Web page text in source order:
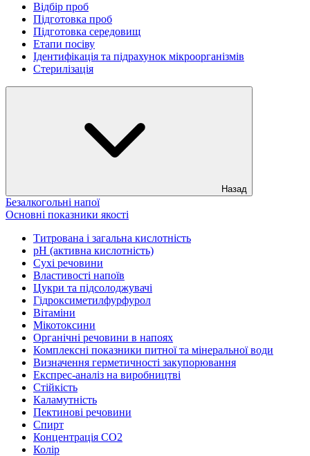
Відбір проб
Підготовка проб
Підготовка середовищ
Етапи посіву
Ідентифікація та підрахунок мікроорганізмів
Стерилізація
Назад
Безалкогольні напої
Основні показники якості
Титрована і загальна кислотність
рН (активна кислотність)
Сухі речовини
Властивості напоїв
Цукри та підсолоджувачі
Гідроксиметилфурфурол
Вітаміни
Мікотоксини
Органічні речовини в напоях
Комплексні показники питної та мінеральної води
Визначення герметичності закупорювання
Експрес-аналіз на виробництві
Стійкість
Каламутність
Пектинові речовини
Спирт
Концентрація СО2
Колір